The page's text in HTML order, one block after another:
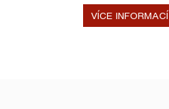
VÍCE INFORMACÍ